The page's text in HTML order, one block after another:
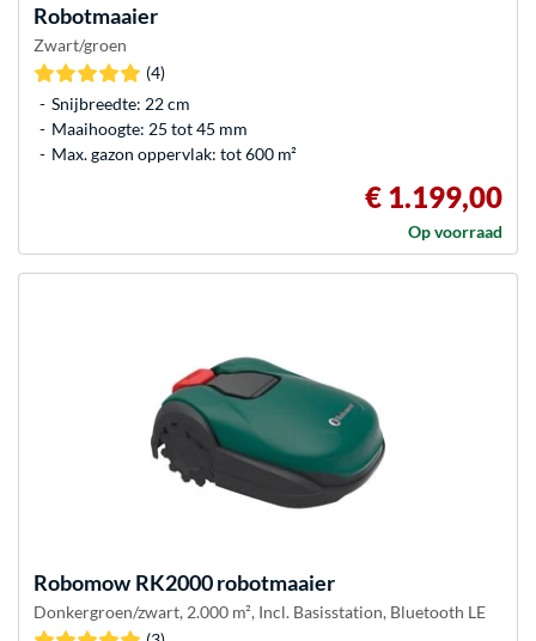
Robotmaaier
Zwart/groen
(4)
Snijbreedte: 22 cm
Maaihoogte: 25 tot 45 mm
Max. gazon oppervlak: tot 600 m²
€ 1.199,00
Op voorraad
Robomow RK2000 robotmaaier
Donkergroen/zwart, 2.000 m², Incl. Basisstation, Bluetooth LE